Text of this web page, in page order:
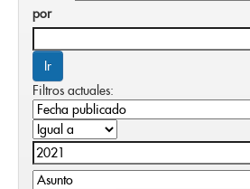
por
Filtros actuales: